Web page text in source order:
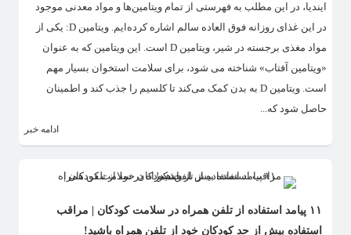
ایندیا، در این مطلب به فهرستی از تمام ویتامین‌ها و مواد معدنی موجود
در این غذای روزانه فوق العاده سالم اشاره کرده‌ایم. ویتامین D: یکی از
مواد مغذی برجسته در شیر، ویتامین D است. این ویتامین که به عنوان
«ویتامین آفتاب» شناخته می شود، برای سلامت استخوان بسیار مهم
است. ویتامین D به بدن کمک می‌کند تا کلسیم را جذب کند و اطمینان
حاصل شود که...
ادامه خبر
۱۱ پیامد استفاده از تلفن همراه در سلامت کودکان | مراقب
استفاده بیش از حد کودکان خود از تلفن همراه باشید!